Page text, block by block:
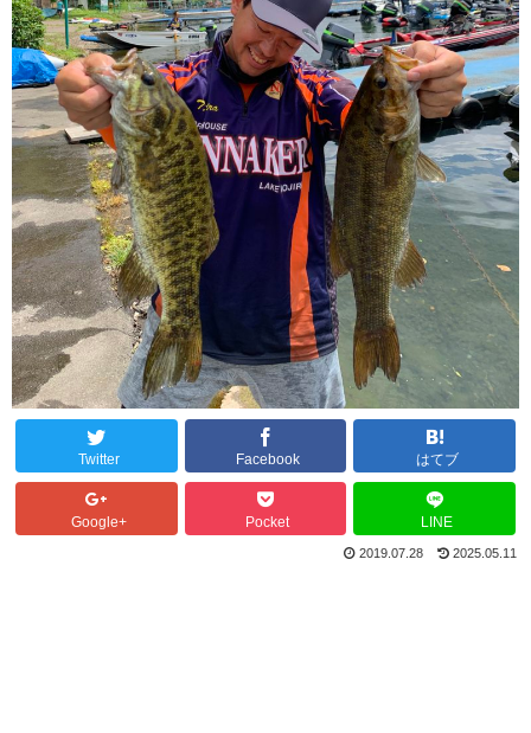
Twitter Facebook はてブ
Google+ Pocket LINE
2019.07.28 2025.05.11